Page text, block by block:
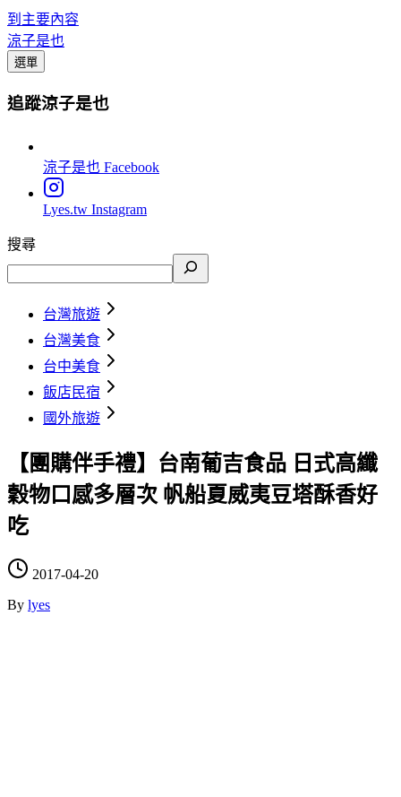
到主要內容
涼子是也
選單
追蹤涼子是也
涼子是也 Facebook
Lyes.tw Instagram
搜尋
台灣旅遊
台灣美食
台中美食
飯店民宿
國外旅遊
【團購伴手禮】台南葡吉食品 日式高纖
穀物口感多層次 帆船夏威夷豆塔酥香好
吃
2017-04-20
By lyes